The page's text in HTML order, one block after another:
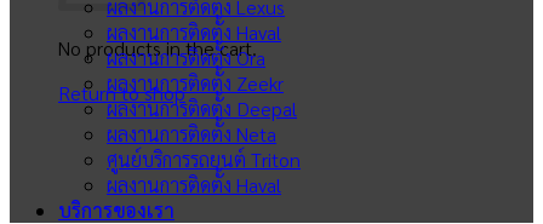
No products in the cart.
Return to shop
ผลงานการติดตั้ง Lexus
ผลงานการติดตั้ง Haval
ผลงานการติดตั้ง Ora
ผลงานการติดตั้ง Zeekr
ผลงานการติดตั้ง Deepal
ผลงานการติดตั้ง Neta
ศูนย์บริการรถยนต์ Triton
ผลงานการติดตั้ง Haval
บริการของเรา